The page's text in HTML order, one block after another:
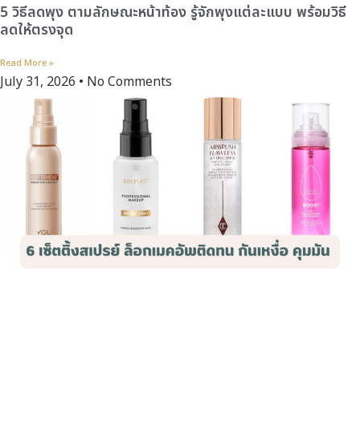
5 วิธีลดพุง ตามลักษณะหน้าท้อง รู้จักพุงแต่ละแบบ พร้อมวิธี
ลดให้ตรงจุด
Read More »
July 31, 2026 No Comments